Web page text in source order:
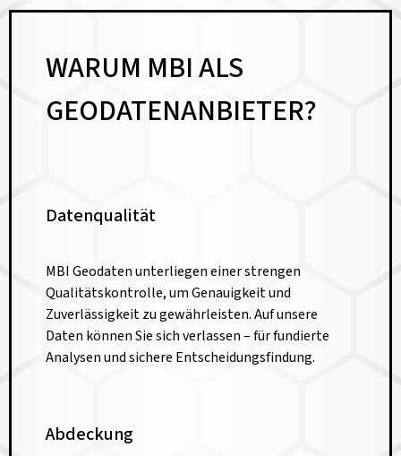
WARUM MBI ALS
GEODATENANBIETER?
Datenqualität
MBI Geodaten unterliegen einer strengen
Qualitätskontrolle, um Genauigkeit und
Zuverlässigkeit zu gewährleisten. Auf unsere
Daten können Sie sich verlassen – für fundierte
Analysen und sichere Entscheidungsfindung.
Abdeckung